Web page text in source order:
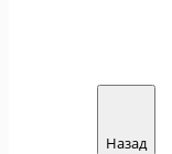
Назад